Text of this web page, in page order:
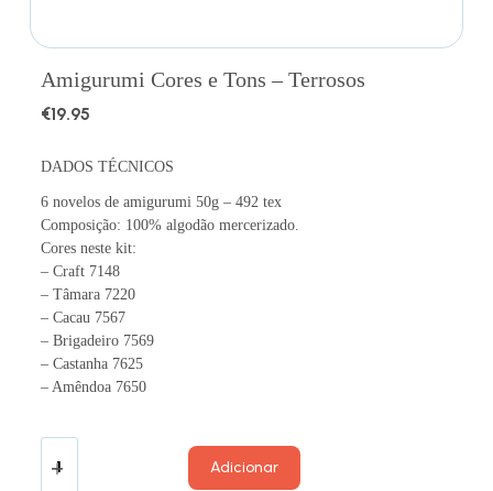
Amigurumi Cores e Tons – Terrosos
€19.95
DADOS TÉCNICOS
6 novelos de amigurumi 50g – 492 tex
Composição: 100% algodão mercerizado.
Cores neste kit:
– Craft 7148
– Tâmara 7220
– Cacau 7567
– Brigadeiro 7569
– Castanha 7625
– Amêndoa 7650
Adicionar